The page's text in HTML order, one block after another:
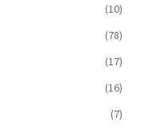
(10)
(78)
(17)
(16)
(7)